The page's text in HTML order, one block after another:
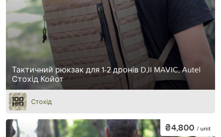
Тактичний рюкзак для 1-2 дронів DJI MAVIC, Autel
Стохід Койот
Стохід
₴4,800 / unit